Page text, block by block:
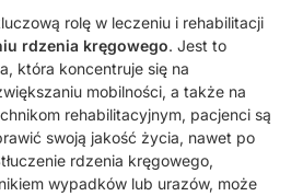
rolę w leczeniu i rehabilitacji
rdzenia kręgowego. Jest to
która koncentruje się na
mobilności, a także na
rehabilitacyjnym, pacjenci są
swoją jakość życia, nawet po
rdzenia kręgowego,
wypadków lub urazów, może